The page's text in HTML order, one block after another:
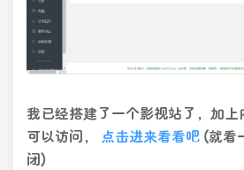
我已经搭建了一个影视站了，加
可以访问，
点击进来看看吧 (就看
闭)